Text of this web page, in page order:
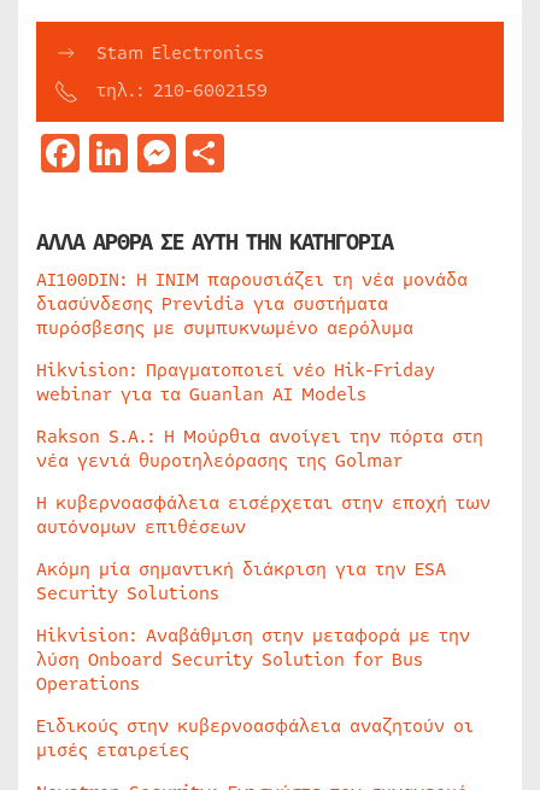
Stam Electronics
τηλ.: 210-6002159
Facebook
LinkedIn
Messenger
ΑΛΛΑ ΑΡΘΡΑ ΣΕ ΑΥΤΗ ΤΗΝ ΚΑΤΗΓΟΡΙΑ
AI100DIN: Η INIM παρουσιάζει τη νέα μονάδα
διασύνδεσης Previdia για συστήματα
πυρόσβεσης με συμπυκνωμένο αερόλυμα
Hikvision: Πραγματοποιεί νέο Hik-Friday
webinar για τα Guanlan AI Models
Rakson S.A.: Η Μούρθια ανοίγει την πόρτα στη
νέα γενιά θυροτηλεόρασης της Golmar
Η κυβερνοασφάλεια εισέρχεται στην εποχή των
αυτόνομων επιθέσεων
Ακόμη μία σημαντική διάκριση για την ESA
Security Solutions
Hikvision: Αναβάθμιση στην μεταφορά με την
λύση Onboard Security Solution for Bus
Operations
Ειδικούς στην κυβερνοασφάλεια αναζητούν οι
μισές εταιρείες